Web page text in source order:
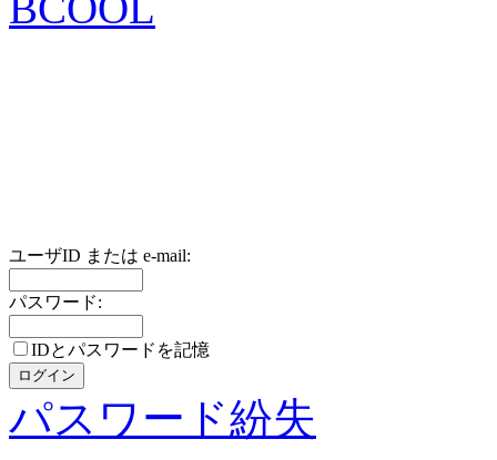
ユーザID または e-mail:
パスワード:
IDとパスワードを記憶
パスワード紛失